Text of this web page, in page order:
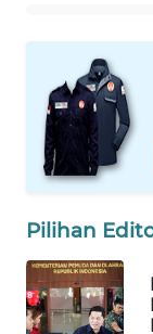
Pilihan
TRAVEL
WAHANA
TV
WAHANANEWS
WAHANANEWS
CO ID